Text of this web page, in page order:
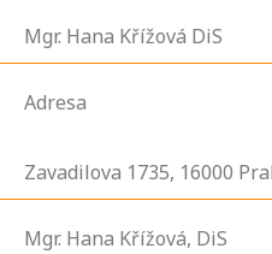
Mgr. Hana Křížová DiS
Adresa
Zavadilova 1735, 16000
Mgr. Hana Křížová, DiS